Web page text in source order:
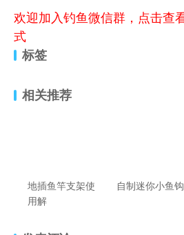
欢迎加入钓鱼微信群，点击查
式
标签
相关推荐
地插鱼竿支架使
用解
自制迷你小鱼钩